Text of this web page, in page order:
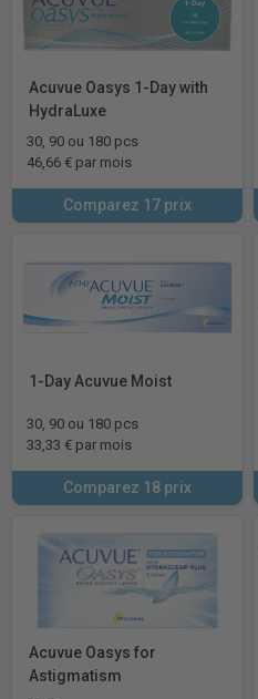
Acuvue Oasys 1-Day with
HydraLuxe
30, 90 ou 180 pcs
46,66 € par mois
Comparez 17 prix
1-Day Acuvue Moist
30, 90 ou 180 pcs
33,33 € par mois
Comparez 18 prix
Acuvue Oasys for
Astigmatism